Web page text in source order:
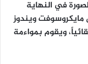
في النهاية
ويندوز
"4 كيه" تلقائياً، ويقوم بمواءمة